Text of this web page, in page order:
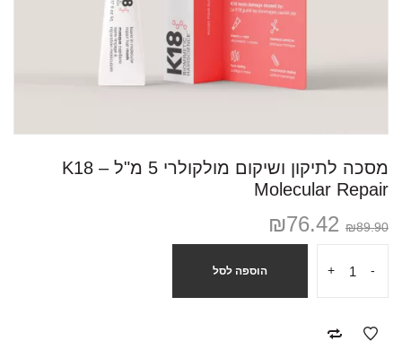
מסכה לתיקון ושיקום מולקולרי 5 מ"ל – K18
Molecular Repair
₪89.90
₪76.42
-
+ הוספה לסל